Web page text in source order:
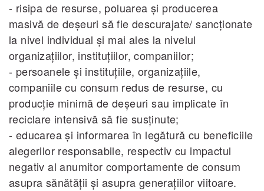
- risipa de resurse, poluarea şi producerea
masivă de deşeuri să fie descurajate/ sancţionate
la nivel individual şi mai ales la nivelul
organizaţiilor, instituţiilor, companiilor;
- persoanele şi instituţiile, organizaţiile,
companiile cu consum redus de resurse, cu
producţie minimă de deşeuri sau implicate în
reciclare intensivă să fie susţinute;
- educarea şi informarea în legătură cu beneficiile
alegerilor responsabile, respectiv cu impactul
negativ al anumitor comportamente de consum
asupra sănătăţii şi asupra generaţiilor viitoare.